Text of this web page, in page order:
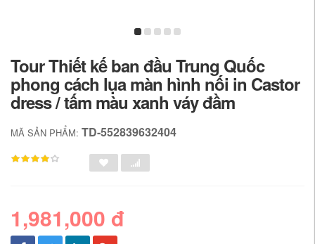
Tour Thiết kế ban đầu Trung Quốc
phong cách lụa màn hình nối in Castor
dress / tấm màu xanh váy đầm
MÃ SẢN PHẨM: TD-552839632404
1,981,000 đ